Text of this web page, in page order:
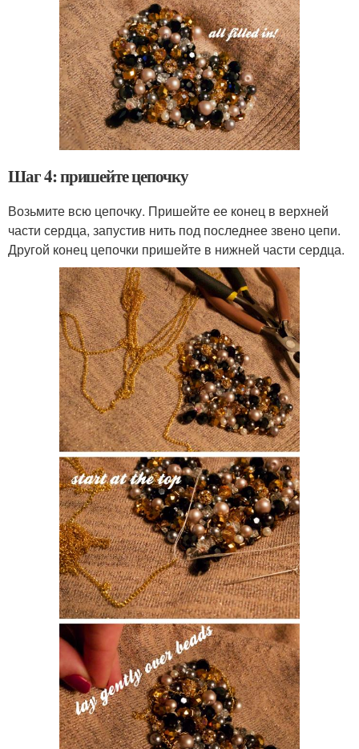
Шаг 4: пришейте цепочку
Возьмите всю цепочку. Пришейте ее конец в верхней
части сердца, запустив нить под последнее звено цепи.
Другой конец цепочки пришейте в нижней части сердца.